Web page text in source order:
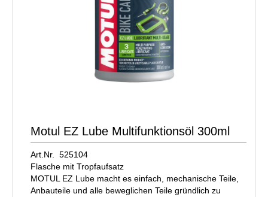
Motul EZ Lube Multifunktionsöl 300ml
Art.Nr. 525104
Flasche mit Tropfaufsatz
MOTUL EZ Lube macht es einfach, mechanische Teile,
Anbauteile und alle beweglichen Teile gründlich zu